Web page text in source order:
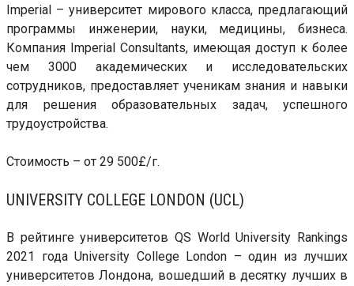
Imperial – университет мирового класса, предлагающий
программы инженерии, науки, медицины, бизнеса.
Компания Imperial Consultants, имеющая доступ к более
чем 3000 академических и исследовательских
сотрудников, предоставляет ученикам знания и навыки
для решения образовательных задач, успешного
трудоустройства.
Стоимость – от 29 500£/г.
UNIVERSITY COLLEGE LONDON (UCL)
В рейтинге университетов QS World University Rankings
2021 года University College London – один из лучших
университетов Лондона, вошедший в десятку лучших в